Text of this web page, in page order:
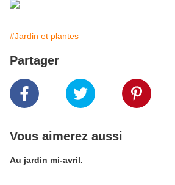
#Jardin et plantes
Partager
Vous aimerez aussi
Au jardin mi-avril.